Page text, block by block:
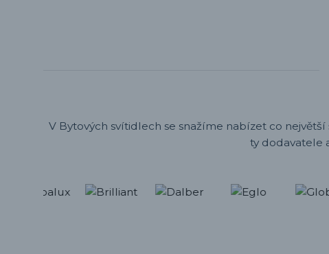
V Bytových svítidlech se snažíme nabízet co
ty dodavatele